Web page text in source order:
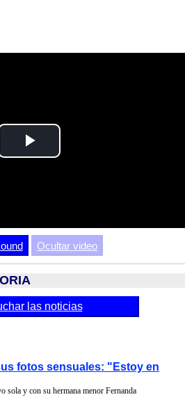
Play
Ocultar video
las noticias
fotos sensuales: "Estoy en
sola y con su hermana menor Fernanda